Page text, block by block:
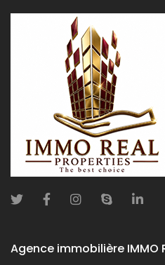
Agence immobilière IMMO